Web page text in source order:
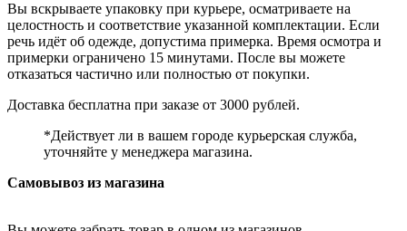
Вы вскрываете упаковку при курьере, осматриваете на
целостность и соответствие указанной комплектации. Если
речь идёт об одежде, допустима примерка. Время осмотра и
примерки ограничено 15 минутами. После вы можете
отказаться частично или полностью от покупки.
Доставка бесплатна при заказе от 3000 рублей.
*Действует ли в вашем городе курьерская служба,
уточняйте у менеджера магазина.
Самовывоз из магазина